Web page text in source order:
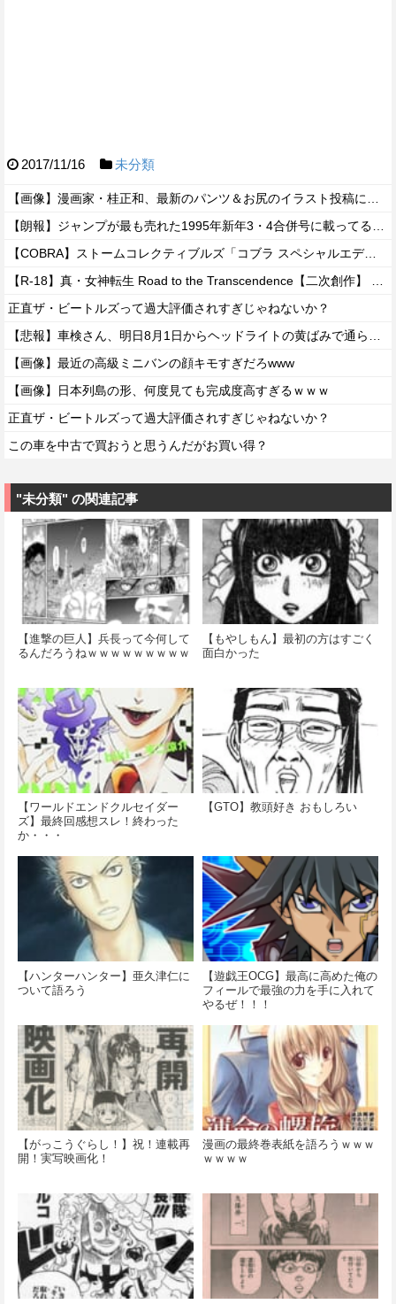
2017/11/16 未分類
【COBRA】ストームコレクティブルズ「コブラ スペシャルエディション」アクションフィギュア 試作公開【近日予約開始】
正直ザ・ビートルズって過大評価されすぎじゃねないか？
【画像】最近の高級ミニバンの顔キモすぎだろwww
【画像】日本列島の形、何度見ても完成度高すぎるｗｗｗ
正直ザ・ビートルズって過大評価されすぎじゃねないか？
この車を中古で買おうと思うんだがお買い得？
"未分類" の関連記事
【進撃の巨人】兵長って今何して
るんだろうねｗｗｗｗｗｗｗｗｗ
【もやしもん】最初の方はすごく
面白かった
【ワールドエンドクルセイダー
ズ】最終回感想スレ！終わった
か・・・
【GTO】教頭好き おもしろい
【ハンターハンター】亜久津仁に
ついて語ろう
【遊戯王OCG】最高に高めた俺の
フィールで最強の力を手に入れて
やるぜ！！！
【がっこうぐらし！】祝！連載再
開！実写映画化！
漫画の最終巻表紙を語ろうｗｗｗ
ｗｗｗｗ